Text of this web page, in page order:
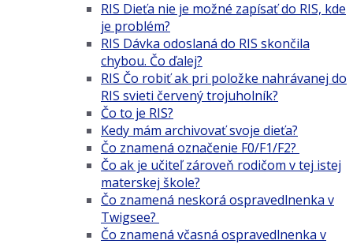
RIS Dieťa nie je možné zapísať do RIS, kde
je problém?
RIS Dávka odoslaná do RIS skončila
chybou. Čo ďalej?
RIS Čo robiť ak pri položke nahrávanej do
RIS svieti červený trojuholník?
Čo to je RIS?
Kedy mám archivovať svoje dieťa?
Čo znamená označenie F0/F1/F2?
Čo ak je učiteľ zároveň rodičom v tej istej
materskej škole?
Čo znamená neskorá ospravedlnenka v
Twigsee?
Čo znamená včasná ospravedlnenka v